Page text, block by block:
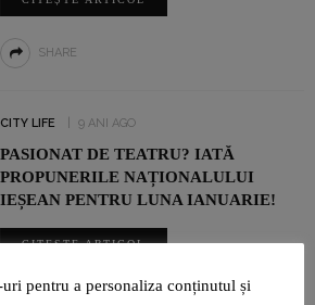
SHARE
CITY LIFE 9 ANI AGO
PASIONAT DE TEATRU? IATĂ
PROPUNERILE NAȚIONALULUI
IEȘEAN PENTRU LUNA IANUARIE!
CITEȘTE ARTICOL
pentru a personaliza conținutul și